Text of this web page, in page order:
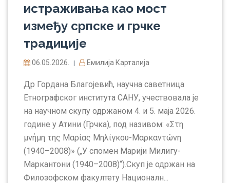
истраживања као мост
између српске и грчке
традиције
06.05.2026. | Емилија Карталија
Др Гордана Благојевић, научна саветница
Етнографског института САНУ, учествовала је
на научном скупу одржаном 4. и 5. маја 2026.
године у Атини (Грчка), под називом: «Στη
μνήμη της Μαρίας Μηλίγκου-Μαρκαντώνη
(1940–2008)» („У спомен Марији Милигу-
Маркантони (1940–2008)“).Скуп је одржан на
Филозофском факултету Националн...